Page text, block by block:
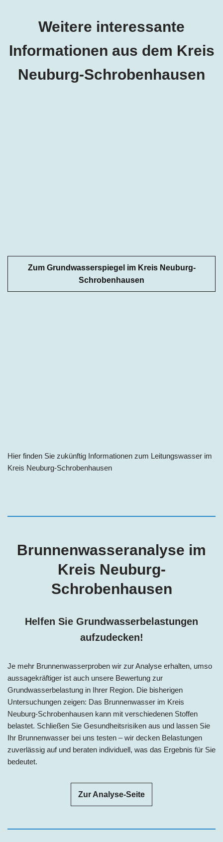
Weitere interessante
Informationen aus dem Kreis
Neuburg-Schrobenhausen
Zum Grundwasserspiegel im Kreis Neuburg-
Schrobenhausen
Hier finden Sie zukünftig Informationen zum Leitungswasser im
Kreis Neuburg-Schrobenhausen
Brunnenwasseranalyse im
Kreis Neuburg-
Schrobenhausen
Helfen Sie Grundwasserbelastungen
aufzudecken!
Je mehr Brunnenwasserproben wir zur Analyse erhalten, umso
aussagekräftiger ist auch unsere Bewertung zur
Grundwasserbelastung in Ihrer Region. Die bisherigen
Untersuchungen zeigen: Das Brunnenwasser im Kreis
Neuburg-Schrobenhausen kann mit verschiedenen Stoffen
belastet. Schließen Sie Gesundheitsrisiken aus und lassen Sie
Ihr Brunnenwasser bei uns testen – wir decken Belastungen
zuverlässig auf und beraten individuell, was das Ergebnis für Sie
bedeutet.
Zur Analyse-Seite